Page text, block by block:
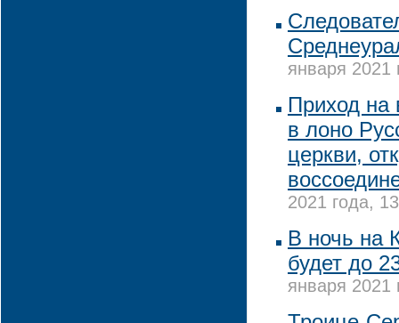
января 2021
Приход на
в лоно
церкви,
2021 года,
В ночь на
будет до
января 2021